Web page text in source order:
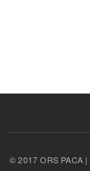
© 2017 ORS PACA |